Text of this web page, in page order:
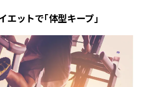
エットで「体型キープ」